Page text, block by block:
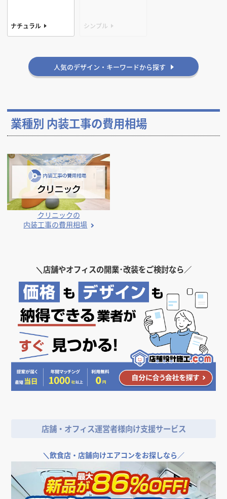
ナチュラル シンプル
人気のデザイン・キーワードから探す
業種別 内装工事の費用相場
クリニックの
内装工事の費用相場
＼店舗やオフィスの開業･改装をご検討なら／
店舗・オフィス運営者様向け支援サービス
＼飲食店・店舗向けエアコンをお探しなら／